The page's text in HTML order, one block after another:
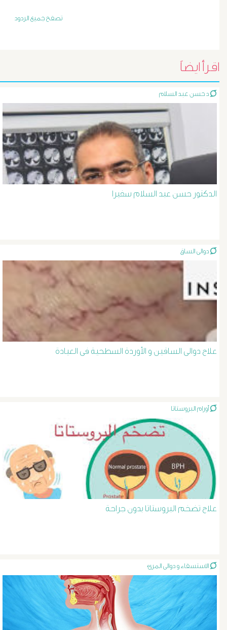
تليف
التداخلية
الاستسقاء
و
دوالى
المرئ
الغسيل
الكلوى
بالون
حسن
عبد
السلام
دوالى
الرحم
و
تصفح جميع الردود
اقرأ ايضاً
الدكتور حسن عبد السلام سفيرا
علاج دوالى الساقين و الأوردة السطحية فى العيادة
أورام البروستاتا
علاج تضخم البروستاتا بدون جراحة